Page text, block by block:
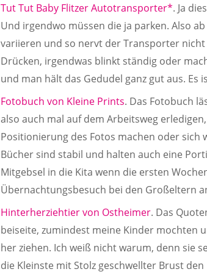
Tut Tut Baby Flitzer Autotransporter*. Ja
Und irgendwo müssen die ja parken. Also
variieren und so nervt der Transporter
Drücken, irgendwas blinkt ständig oder
und man hält das Gedudel ganz gut aus. Es
Fotobuch von Kleine Prints. Das Fotobuch
also auch mal auf dem Arbeitsweg
Positionierung des Fotos machen oder sich
Bücher sind stabil und halten auch eine
Mitgebsel in die Kita wenn die ersten
Übernachtungsbesuch bei den Großeltern
Hinterherziehtier von Ostheimer. Das
beiseite, zumindest meine Kinder mochten
her ziehen. Ich weiß nicht warum, denn sie
die Kleinste mit Stolz geschwellter Brust